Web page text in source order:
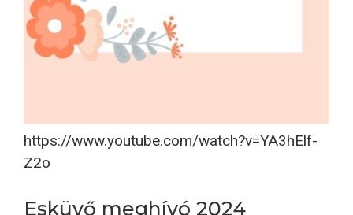
https://www.youtube.com/watch?v=YA3hElf-
Z2o
Esküvő meghívó 2024